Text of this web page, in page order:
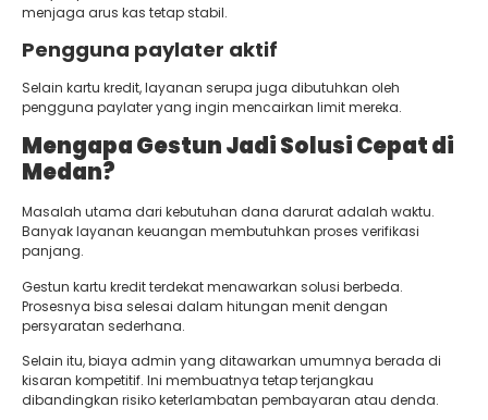
menjaga arus kas tetap stabil.
Pengguna paylater aktif
Selain kartu kredit, layanan serupa juga dibutuhkan oleh
pengguna paylater yang ingin mencairkan limit mereka.
Mengapa Gestun Jadi Solusi Cepat di
Medan?
Masalah utama dari kebutuhan dana darurat adalah waktu.
Banyak layanan keuangan membutuhkan proses verifikasi
panjang.
Gestun kartu kredit terdekat menawarkan solusi berbeda.
Prosesnya bisa selesai dalam hitungan menit dengan
persyaratan sederhana.
Selain itu, biaya admin yang ditawarkan umumnya berada di
kisaran kompetitif. Ini membuatnya tetap terjangkau
dibandingkan risiko keterlambatan pembayaran atau denda.